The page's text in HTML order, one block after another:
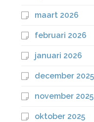
maart 2026
februari 2026
januari 2026
december 2025
november 2025
oktober 2025